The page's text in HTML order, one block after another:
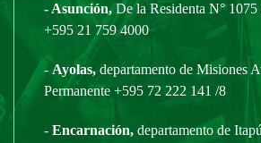
- Asunción,De la Residenta N° 1075
+595 21 759 4000
- Ayolas, departamento de Misiones
Permanente +595 72 222 141 /8
- Encarnación, departamento de